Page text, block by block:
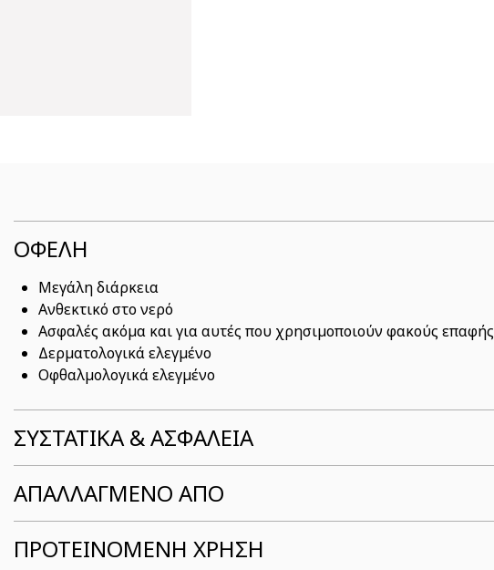
ΟΦΕΛΗ
Μεγάλη διάρκεια
Ανθεκτικό στο νερό
Ασφαλές ακόμα και για αυτές που χρησιμοποιούν φακούς επαφής
Δερματολογικά ελεγμένο
Οφθαλμολογικά ελεγμένο
ΣΥΣΤΑΤΙΚΆ & ΑΣΦΆΛΕΙΑ
ΑΠΑΛΛΑΓΜΕΝΟ ΑΠΟ
ΠΡΟΤΕΙΝΟΜΕΝΗ ΧΡΗΣΗ